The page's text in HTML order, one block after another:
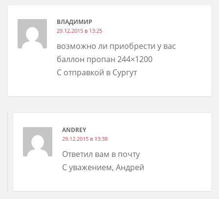
ВЛАДИМИР
29.12.2015 в 13:25
возможно ли приобрести у вас
баллон пропан 244×1200
С отправкой в Сургут
ANDREY
29.12.2015 в 13:38
Ответил вам в почту
С уважением, Андрей